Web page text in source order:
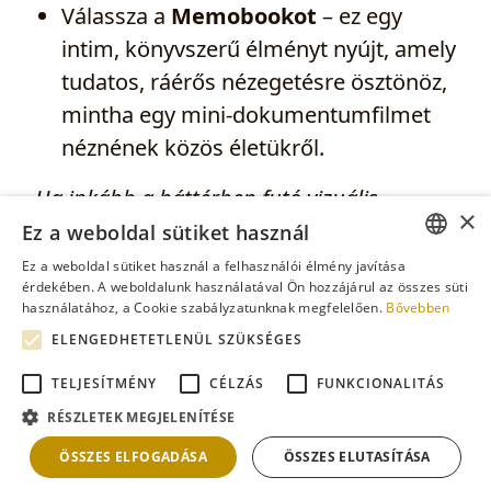
Válassza a Memobookot – ez egy
intim, könyvszerű élményt nyújt, amely
tudatos, ráérős nézegetésre ösztönöz,
mintha egy mini‑dokumentumfilmet
néznének közös életükről.
Ha inkább a háttérben futó vizuális
élményeket kedveli, amelyek feldobják a
teret…
Válassza aMemoframe-et–
hasonlóan működik, mint egy digitális
képkeret, videókat és képeket
váltogatva, élettel megtöltve bármilyen
helyiséget.
ENGLISH
ROMANIAN
GERMAN
×
Ez a weboldal sütiket használ
Ez a weboldal sütiket használ a felhasználói élmény javítása
érdekében. A weboldalunk használatával Ön hozzájárul az összes süti
használatához, a Cookie szabályzatunknak megfelelően. Bővebben
ELENGEDHETETLENÜL SZÜKSÉGES
TELJESÍTMÉNY CÉLZÁS
FUNKCIONALITÁS
RÉSZLETEK MEGJELENÍTÉSE
ÖSSZES ELFOGADÁSA ÖSSZES ELUTASÍTÁSA